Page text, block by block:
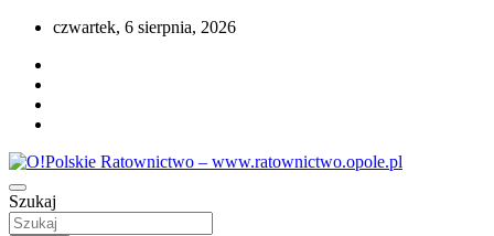
Przejdź
treści
czwartek, 6 sierpnia, 2026
O!Polskie Ratownictwo –
Portal opolskiego i polskiego ratownictwa.
Szukaj